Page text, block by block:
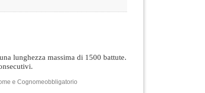
lunghezza massima di 1500 battute.
e Cognomeobbligatorio